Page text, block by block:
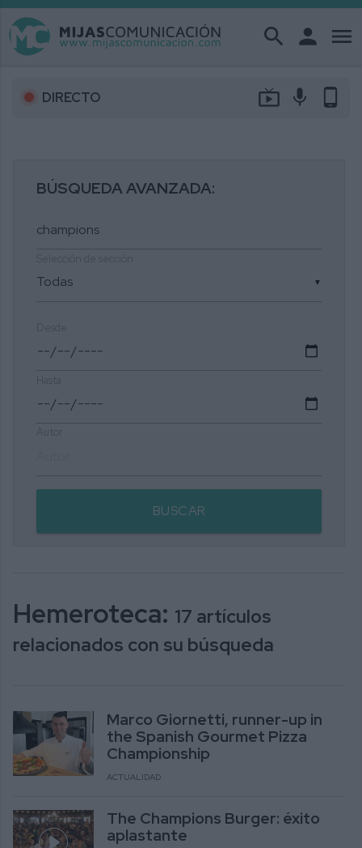
search person menu
DIRECTO live_tv mic phone_android
BÚSQUEDA AVANZADA:
▼
BUSCAR
Hemeroteca: 17 artículos
relacionados con su búsqueda
Marco Giornetti, runner-up in
the Spanish Gourmet Pizza
Championship
ACTUALIDAD
The Champions Burger: éxito
aplastante